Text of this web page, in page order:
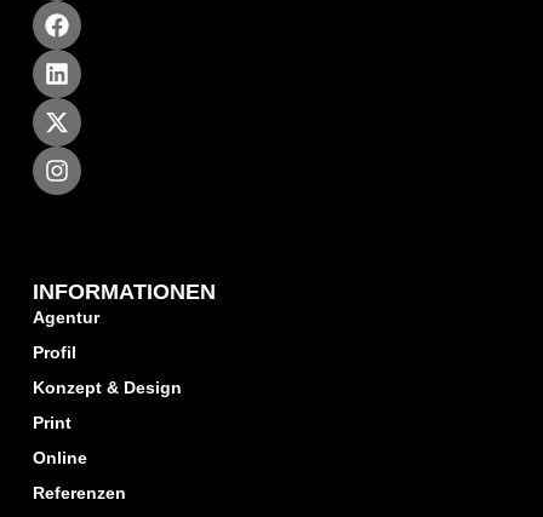
INFORMATIONEN
Agentur
Profil
Konzept & Design
Print
Online
Referenzen